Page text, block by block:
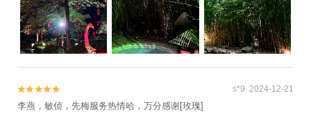

 s*9 2024-12-21
李燕，敏侦，先梅服务热情哈，万分感谢[玫瑰]